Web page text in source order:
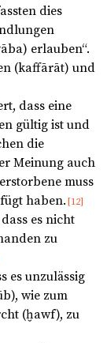
dies
erlauben“.
(kaffārāt) und
dass eine
gültig ist und
die
Meinung auch
muss
haben. [12]
es nicht
zu
es unzulässig
wie zum
(ḫawf), zu